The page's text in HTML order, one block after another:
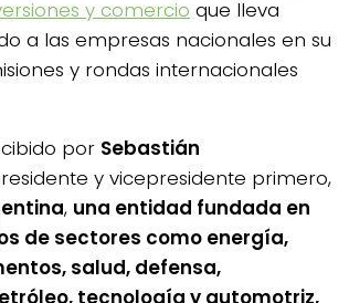
y comercio que lleva
a las empresas nacionales en su
y rondas internacionales
por Sebastián
y vicepresidente primero,
, una entidad fundada en
de sectores como energía,
salud, defensa,